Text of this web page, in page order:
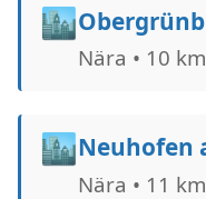
🏙️
Nära • 10 km
🏙️Neuhofen
Nära • 11 km